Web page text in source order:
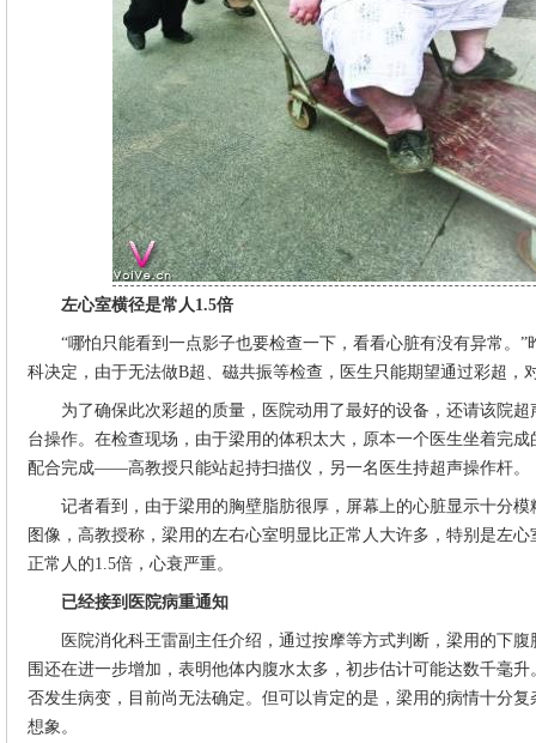
左心室横径是常人1.5倍
“哪怕只能看到一点影子也要检查一下，看看心脏有没有异常。”
科决定，由于无法做B超、磁共振等检查，医生只能期望通过彩超，
为了确保此次彩超的质量，医院动用了最好的设备，还请该院超
台操作。在检查现场，由于梁用的体积太大，原本一个医生坐着完
配合完成——高教授只能站起持扫描仪，另一名医生持超声操作杆。
记者看到，由于梁用的胸壁脂肪很厚，屏幕上的心脏显示十分模
图像，高教授称，梁用的左右心室明显比正常人大许多，特别是左
正常人的1.5倍，心衰严重。
已经接到医院病重通知
医院消化科王雷副主任介绍，通过按摩等方式判断，梁用的下腹
围还在进一步增加，表明他体内腹水太多，初步估计可能达数千毫
否发生病变，目前尚无法确定。但可以肯定的是，梁用的病情十分
想象。